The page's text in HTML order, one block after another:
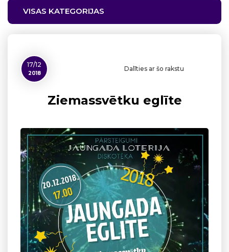
VISAS KATEGORIJAS
17/12
2018
Dalīties ar šo rakstu
Ziemassvētku eglīte